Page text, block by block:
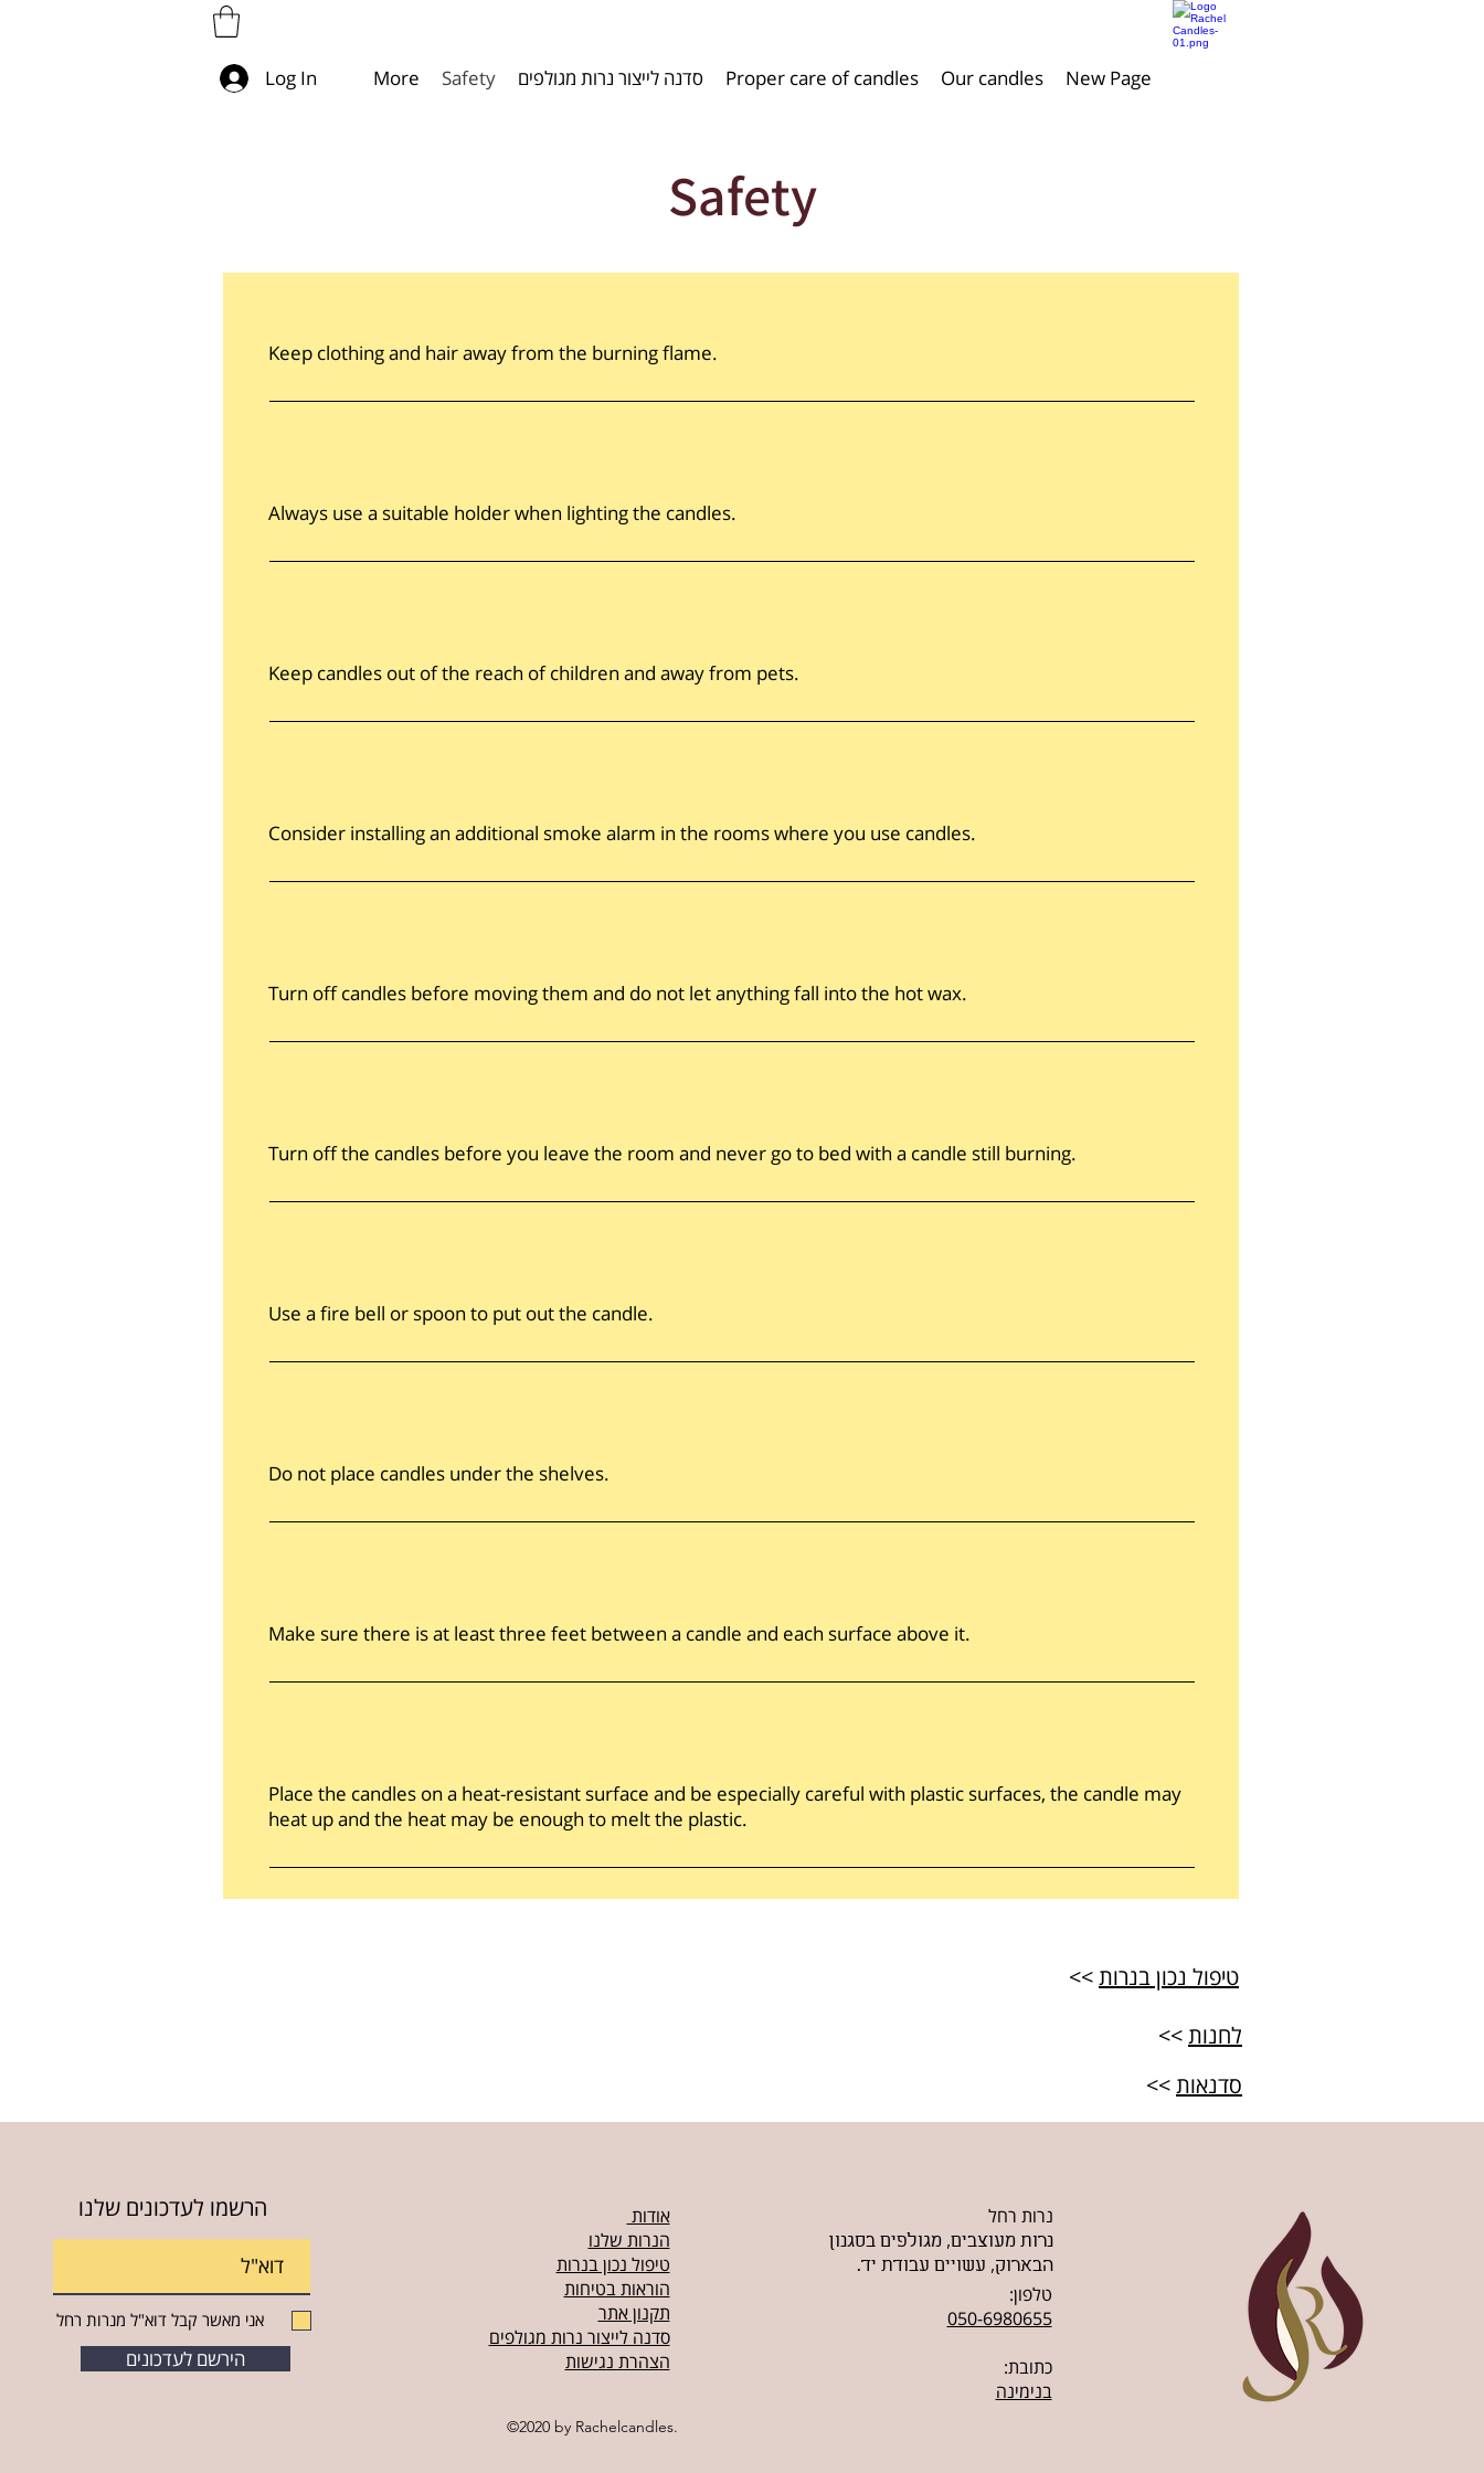
Log In New Page
Our candles
Proper care of candles​​ סדנה לייצור נרות מגולפים Safety
More
Safety
​Keep clothing and hair away from the burning flame.
Always use a suitable holder when lighting the candles.
Keep candles out of the reach of children and away from pets.
Consider installing an additional smoke alarm in the rooms where you use candles.
Turn off candles before moving them and do not let anything fall into the hot wax.
Turn off the candles before you leave the room and never go to bed with a candle still burning.
Use a fire bell or spoon to put out the candle.
Do not place candles under the shelves.
Make sure there is at least three feet between a candle and each surface above it.
Place the candles on a heat-resistant surface and be especially careful with plastic surfaces, the candle may
heat up and the heat may be enough to melt the plastic.
טיפול נכון בנרות>>
לחנות>>
סדנאות>>
הרשמו לעדכונים שלנו
אני מאשר קבל דוא"ל מנרות רחל
הירשם לעדכונים
אודות
הנרות שלנו
טיפול נכון בנרות
הוראות בטיחות
תקנון אתר
סדנה לייצור נרות מגולפים
הצהרת נגישות
©2020 by Rachelcandles.
נרות רחל
נרות מעוצבים, מגולפים בסגנון
הבארוק, עשויים עבודת יד.
טלפון:
050-6980655
כתובת:
בנימינה